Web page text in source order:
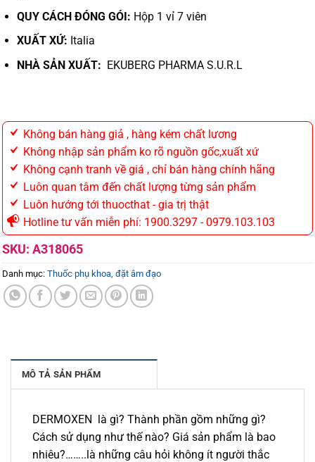
QUY CÁCH ĐÓNG GÓI: Hộp 1 vỉ 7 viên
XUẤT XỨ: Italia
NHÀ SẢN XUẤT: EKUBERG PHARMA S.U.R.L
Không bán hàng giả , hàng kém chất lương
Không nhập sản phẩm ko rõ nguồn gốc,xuất xứ
Không cạnh tranh về giá , chỉ bán hàng chính hãng
Luôn quan tâm đến chất lượng từng sản phẩm
Luôn hướng tới thuocthat - gia trị thật
Hotline tư vấn miễn phí: 1900.3297 - 0979.103.103
SKU: A318065
Danh mục: Thuốc phụ khoa, đặt âm đạo
MÔ TẢ SẢN PHẨM
DERMOXEN là gì? Thành phần gồm những gì?
Cách sử dụng như thế nào? Giá sản phẩm là bao
nhiêu?……..là những câu hỏi không ít người thắc